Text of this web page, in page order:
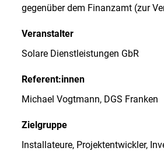
gegenüber dem Finanzamt (zur
Veranstalter
Solare Dienstleistungen GbR
Referent:innen
Michael Vogtmann, DGS Franken
Zielgruppe
Installateure, Projektentwickler,